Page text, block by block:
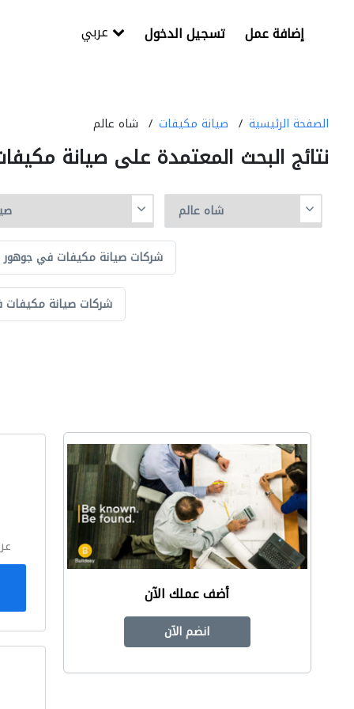
تسجيل الدخول إضافة عمل
الصفحة الرئيسية صيانة مكيفات شاه عالم
نتائج البحث المعتمدة على صيانة
شركات صيانة مكيفات في جوهور
شركات صيانة مكيفات
أضف عملك الآن
انضم الآن